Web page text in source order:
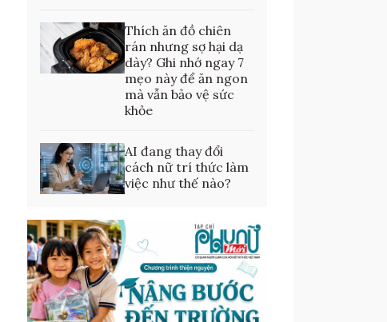
Thích ăn đồ chiên
rán nhưng sợ hại dạ
dày? Ghi nhớ ngay 7
mẹo này để ăn ngon
mà vẫn bảo vệ sức
khỏe
AI đang thay đổi
cách nữ trí thức làm
việc như thế nào?